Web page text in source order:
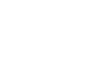
新样品仓设计，
更加灵活多样，
量。无需水浸